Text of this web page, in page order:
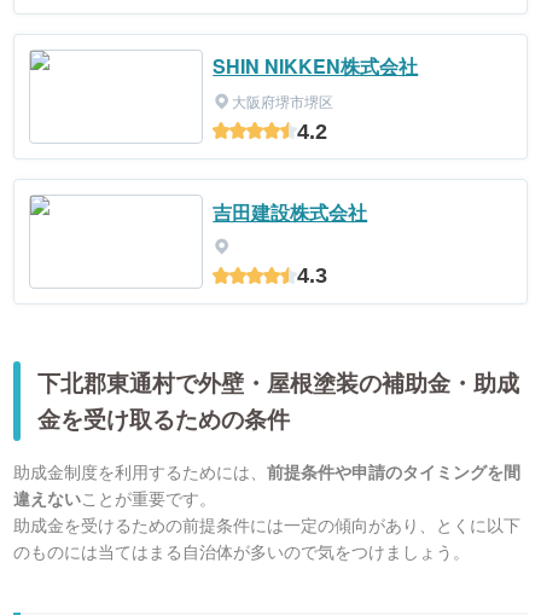
SHIN NIKKEN株式会社
大阪府堺市堺区
4.2
吉田建設株式会社
4.3
下北郡東通村で外壁・屋根塗装の補助金・助成
金を受け取るための条件
助成金制度を利用するためには、前提条件や申請のタイミングを間
違えないことが重要です。
助成金を受けるための前提条件には一定の傾向があり、とくに以下
のものには当てはまる自治体が多いので気をつけましょう。